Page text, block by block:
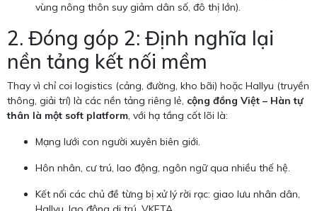
vùng nông thôn suy giảm dân số, đô thị lớn).
2. Đóng góp 2: Định nghĩa lại
nền tảng kết nối mềm
Thay vì chỉ coi logistics (cảng, đường, kho bãi) hoặc Hallyu (truyền
thông, giải trí) là các nền tảng riêng lẻ, cộng đồng Việt – Hàn tự
thân là một soft platform, với hạ tầng cốt lõi là:
Mạng lưới con người xuyên biên giới.
Hôn nhân, cư trú, lao động, ngôn ngữ qua nhiều thế hệ.
Kết nối các chủ đề từng bị xử lý rời rạc: giao lưu nhân dân,